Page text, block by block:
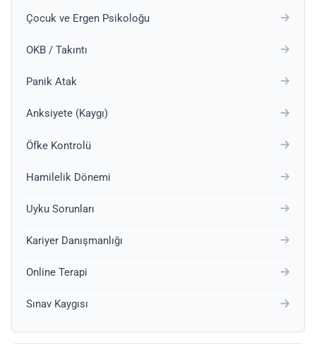
Çocuk ve Ergen Psikoloğu
OKB / Takıntı
Panik Atak
Anksiyete (Kaygı)
Öfke Kontrolü
Hamilelik Dönemi
Uyku Sorunları
Kariyer Danışmanlığı
Online Terapi
Sınav Kaygısı